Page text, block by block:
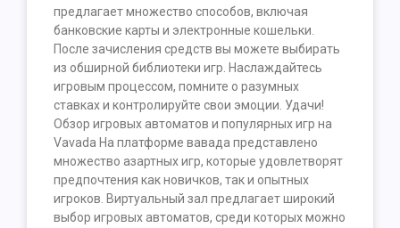
предлагает множество способов, включая
банковские карты и электронные кошельки.
После зачисления средств вы можете выбирать
из обширной библиотеки игр. Наслаждайтесь
игровым процессом, помните о разумных
ставках и контролируйте свои эмоции. Удачи!
Обзор игровых автоматов и популярных игр на
Vavada На платформе вавада представлено
множество азартных игр, которые удовлетворят
предпочтения как новичков, так и опытных
игроков. Виртуальный зал предлагает широкий
выбор игровых автоматов, среди которых можно